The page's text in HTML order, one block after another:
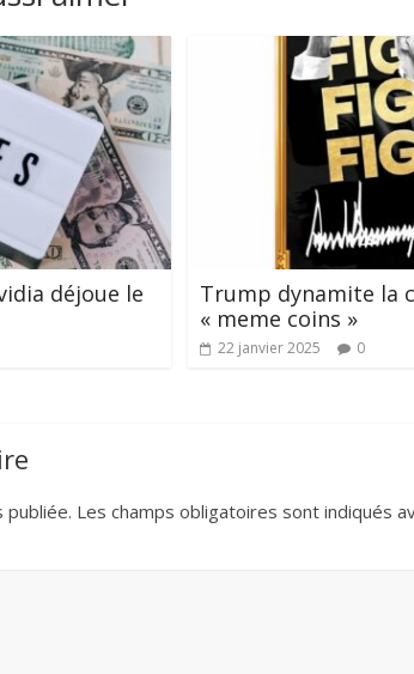
déjoue le
Trump dynamite la
« meme coins »
22 janvier 2025 0
publiée. Les champs obligatoires sont indiqués